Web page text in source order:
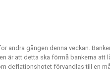
andra gången denna veckan.
är att detta ska förmå bankerna att
deflationshotet förvandlas till en